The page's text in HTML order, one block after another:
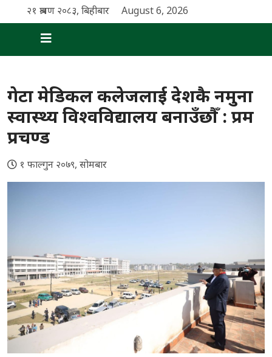
२१ श्रावण २०८३, बिहीबार August 6, 2026
गेटा मेडिकल कलेजलाई देशकै नमुना
स्वास्थ्य विश्वविद्यालय बनाउँछौँ : प्रम
प्रचण्ड
१ फाल्गुन २०७९, सोमबार